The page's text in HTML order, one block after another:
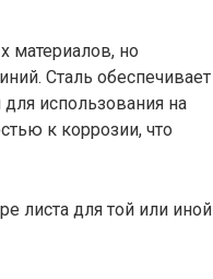
материалов, но
Сталь обеспечивает
использования на
к коррозии, что
листа для той или иной